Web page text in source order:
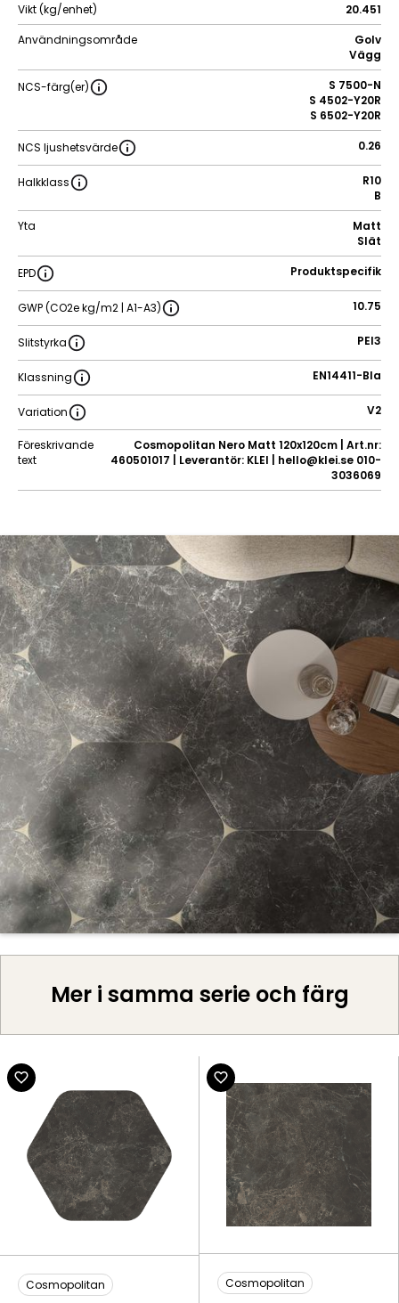
Vikt (kg/enhet)
20.451
Användningsområde
Golv
Vägg
NCS-färg(er)
S 7500-N
S 4502-Y20R
S 6502-Y20R
NCS ljushetsvärde 0.26
Halkklass
R10
B
Yta
Matt
Slät
EPD Produktspecifik
GWP (CO2e kg/m2 | A1-A3) 10.75
Slitstyrka PEI3
Klassning EN14411-BIa
Variation V2
Föreskrivande
text
Cosmopolitan Nero Matt 120x120cm | Art.nr:
460501017 | Leverantör: KLEI | hello@klei.se 010-
3036069
Mer i samma serie och färg
Cosmopolitan Cosmopolitan